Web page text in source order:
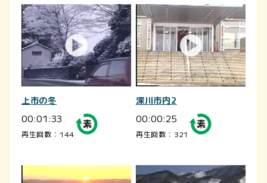
上市の冬
00:01:33
再生回数：144
深川市内2
00:00:25
再生回数：321